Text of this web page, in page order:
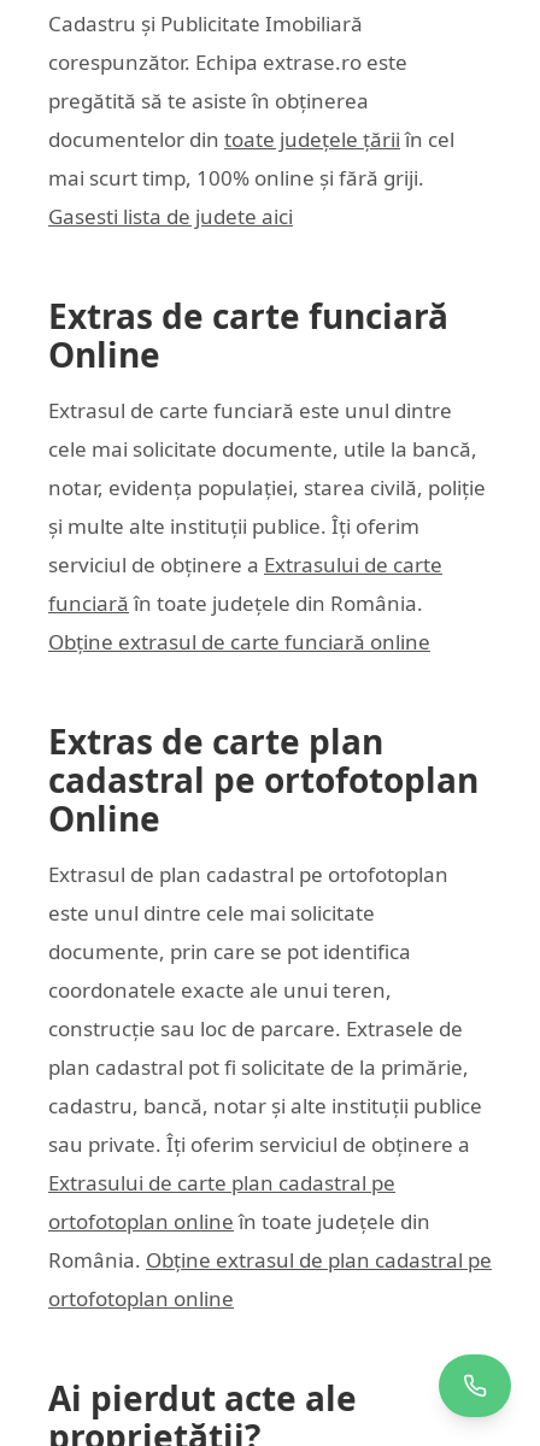
Cadastru și Publicitate Imobiliară
corespunzător. Echipa extrase.ro este
pregătită să te asiste în obținerea
documentelor din toate județele țării în cel
mai scurt timp, 100% online și fără griji.
Gasesti lista de judete aici
Extras de carte funciară
Online
Extrasul de carte funciară este unul dintre
cele mai solicitate documente, utile la bancă,
notar, evidența populației, starea civilă, poliție
și multe alte instituții publice. Îți oferim
serviciul de obținere a Extrasului de carte
funciară în toate județele din România.
Obține extrasul de carte funciară online
Extras de carte plan
cadastral pe ortofotoplan
Online
Extrasul de plan cadastral pe ortofotoplan
este unul dintre cele mai solicitate
documente, prin care se pot identifica
coordonatele exacte ale unui teren,
construcție sau loc de parcare. Extrasele de
plan cadastral pot fi solicitate de la primărie,
cadastru, bancă, notar și alte instituții publice
sau private. Îți oferim serviciul de obținere a
Extrasului de carte plan cadastral pe
ortofotoplan online în toate județele din
România. Obține extrasul de plan cadastral pe
ortofotoplan online
Ai pierdut acte ale
proprietății?